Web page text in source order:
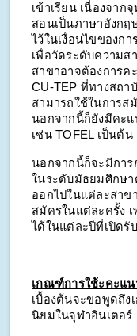
เข้าเรียน เนื่องจาก
สอนเป็นภาษาอังก
ไว้ในเงื่อนไขของก
เพื่อวัดระดับความส
สาขาอาจต้องการค
CU-TEP ที่ทางสถ
สามารถใช้ในการส
นอกจากนี้ก็ยังมีคะ
เช่น TOFEL เป็นต้น
นอกจากนี้ก็จะมีกา
ในระดับมัธยมศึกษ
ออกไปในแต่ละสาข
สมัครในแต่ละครั้ง
ได้ในแต่ละปีที่เปิดรั
เกณฑ์การใช้ะคะแน
เบื้องต้นจะขอพูดถึ
นิยมในจุฬาอินเตอร์